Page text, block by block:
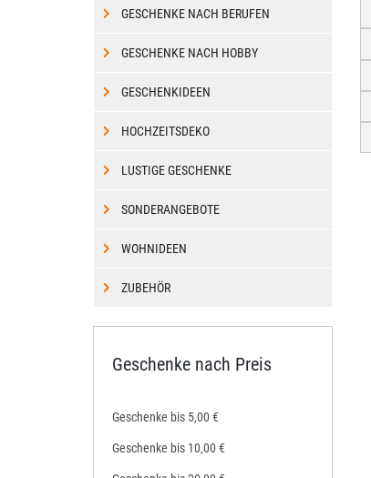
GESCHENKE NACH BERUFEN
GESCHENKE NACH HOBBY
GESCHENKIDEEN
HOCHZEITSDEKO
LUSTIGE GESCHENKE
SONDERANGEBOTE
WOHNIDEEN
ZUBEHÖR
Geschenke nach Preis
Geschenke bis 5,00 €
Geschenke bis 10,00 €